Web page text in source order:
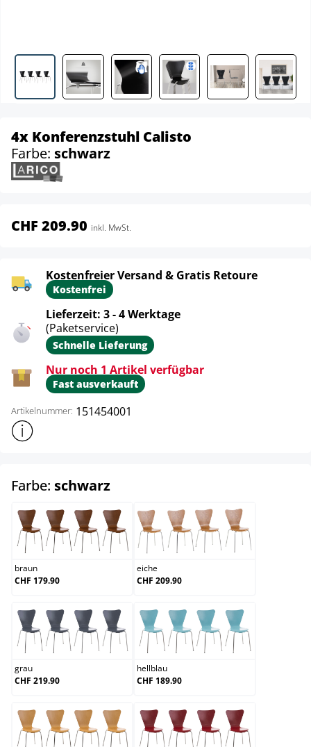
4x Konferenzstuhl Calisto
Farbe: schwarz
CHF 209.90 inkl. MwSt.
Kostenfreier Versand & Gratis Retoure
Kostenfrei
Lieferzeit: 3 - 4 Werktage
(Paketservice)
Schnelle Lieferung
Nur noch 1 Artikel verfügbar
Fast ausverkauft
Artikelnummer: 151454001
Weitere Produktinformationen anzeigen
Farbe: schwarzauswählen
braun
braun
CHF 179.90
eiche
eiche
CHF 209.90
grau
grau
CHF 219.90
hellblau
hellblau
CHF 189.90
natura rot